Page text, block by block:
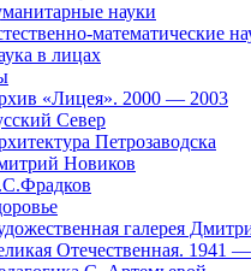
науки
математические
в лицах
«Лицея». 2000 — 2003
Север
Петрозаводска
Новиков
галерея
Отечественная. 1941